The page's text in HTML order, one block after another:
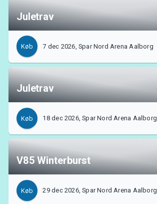
Juletrav
Køb 7 dec 2026, Spar Nord Arena Aalborg
Juletrav
Køb 18 dec 2026, Spar Nord Arena Aalborg
V85 Winterburst
Køb 29 dec 2026, Spar Nord Arena Aalborg